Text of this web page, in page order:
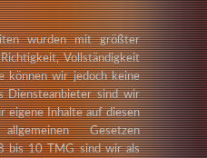
wurden mit größter
Vollständigkeit
können wir jedoch keine
Diensteanbieter sind wir
eigene Inhalte auf diesen
Gesetzen
bis 10 TMG sind wir als